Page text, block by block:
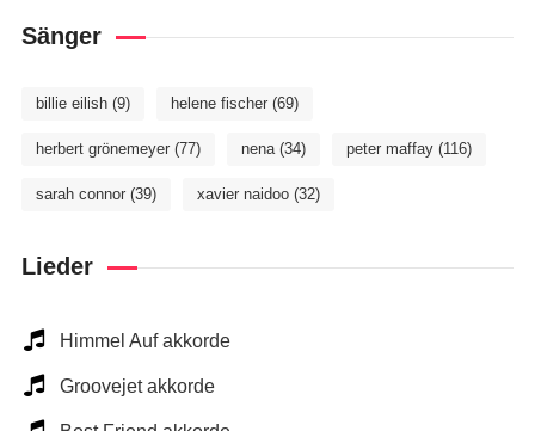
Sänger
billie eilish(9) helene fischer(69)
herbert grönemeyer(77) nena(34) peter maffay(116)
sarah connor(39) xavier naidoo(32)
Lieder
Himmel Auf akkorde
Groovejet akkorde